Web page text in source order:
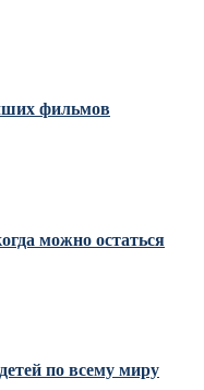
фильмов
можно остаться
по всему миру